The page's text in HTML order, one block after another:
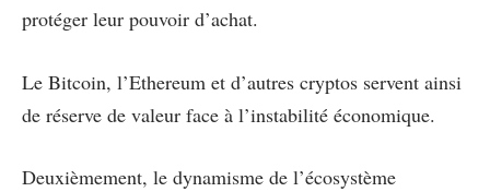
protéger leur pouvoir d’achat.
Le Bitcoin, l’Ethereum et d’autres cryptos servent ainsi
de réserve de valeur face à l’instabilité économique.
Deuxièmement, le dynamisme de l’écosystème